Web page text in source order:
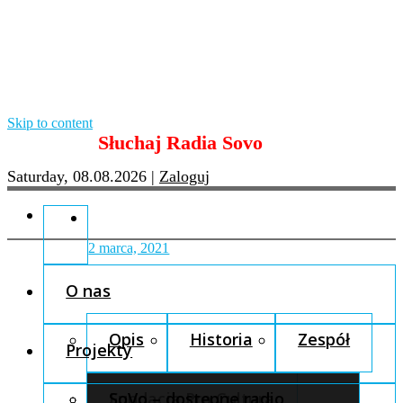
Skip to content
Słuchaj Radia Sovo
Saturday, 08.08.2026 | Zaloguj
O nas
Opis Historia Zespół
Fundacja Pro Cultura
Projekty
SoVo – dostępne radio
2 marca, 2021